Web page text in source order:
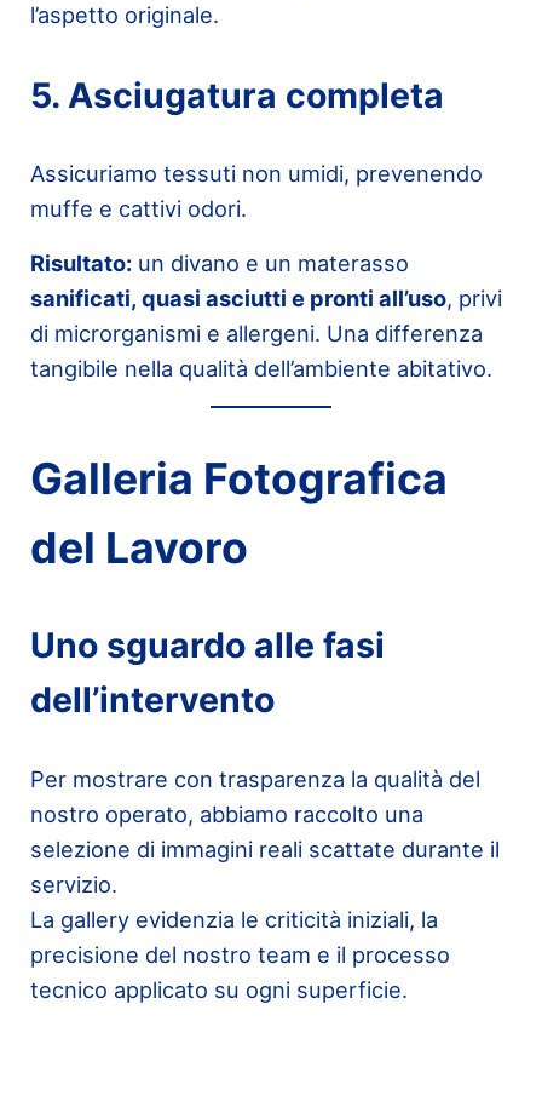
l’aspetto originale.
5. Asciugatura completa
Assicuriamo tessuti non umidi, prevenendo
muffe e cattivi odori.
Risultato: un divano e un materasso
sanificati, quasi asciutti e pronti all’uso, privi
di microrganismi e allergeni. Una differenza
tangibile nella qualità dell’ambiente abitativo.
Galleria Fotografica
del Lavoro
Uno sguardo alle fasi
dell’intervento
Per mostrare con trasparenza la qualità del
nostro operato, abbiamo raccolto una
selezione di immagini reali scattate durante il
servizio.
La gallery evidenzia le criticità iniziali, la
precisione del nostro team e il processo
tecnico applicato su ogni superficie.